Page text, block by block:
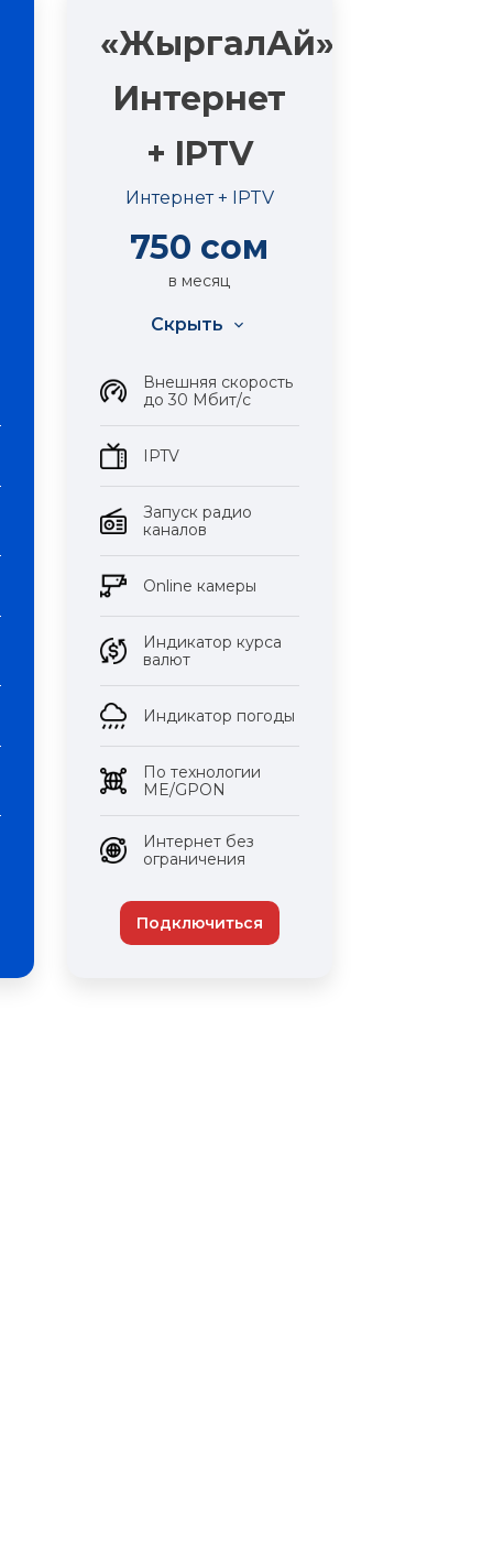
«ЖыргалАй»
Интернет
+ IPTV
Интернет + IPTV
750 сом
в месяц
Скрыть
Внешняя скорость
до 30 Мбит/с
IPTV
Запуск радио
каналов
Оnline камеры
Индикатор курса
валют
Индикатор погоды
По технологии
ME/GPON
Интернет без
ограничения
Подключиться